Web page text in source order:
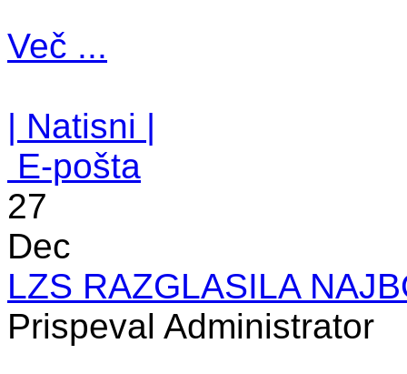
Več ...
| Natisni |
E-pošta
27
Dec
LZS RAZGLASILA
Prispeval Administrator